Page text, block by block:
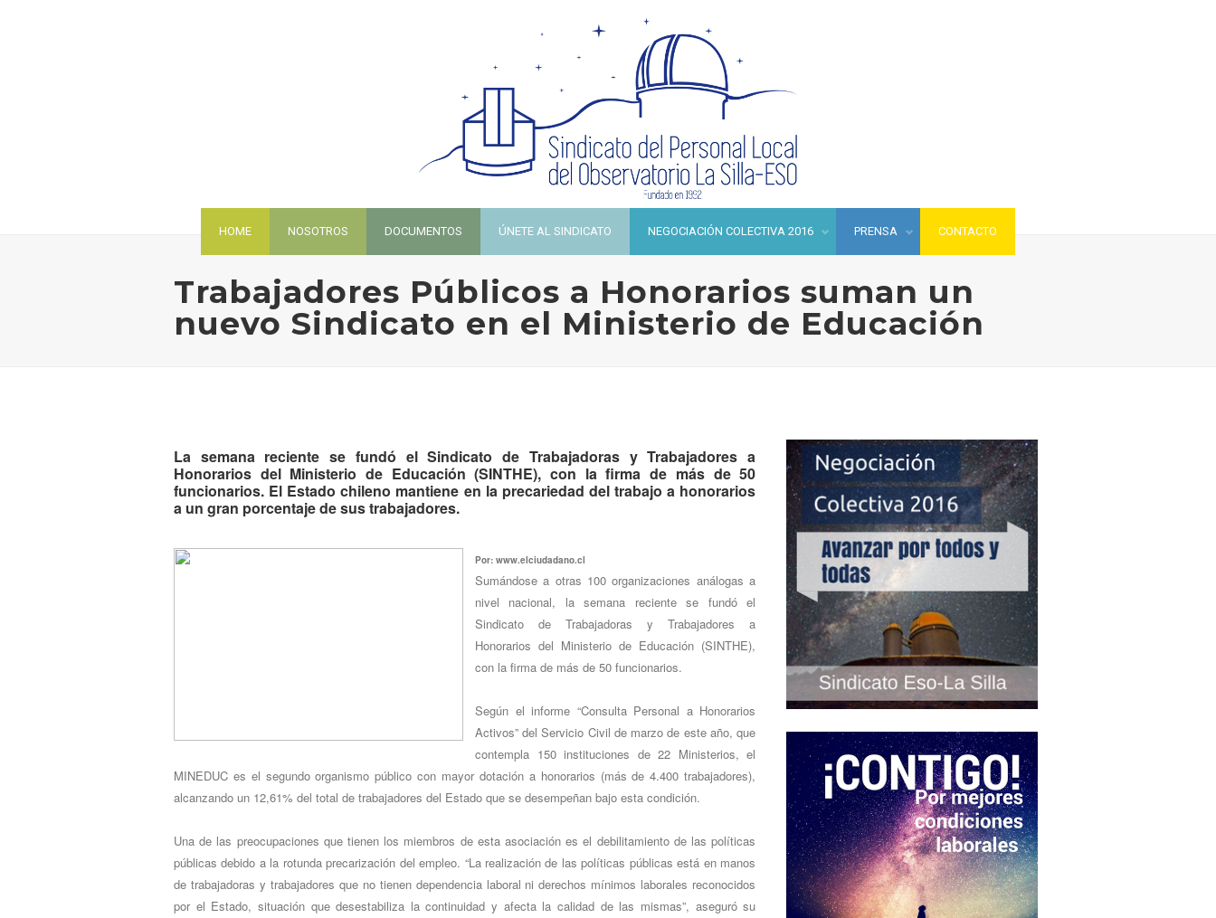
HOME NOSOTROS DOCUMENTOS ÚNETE AL SINDICATO NEGOCIACIÓN COLECTIVA 2016 PRENSA CONTACTO
Trabajadores Públicos a Honorarios suman un
nuevo Sindicato en el Ministerio de Educación
La semana reciente se fundó el Sindicato de Trabajadoras y Trabajadores a
Honorarios del Ministerio de Educación (SINTHE), con la firma de más de 50
funcionarios. El Estado chileno mantiene en la precariedad del trabajo a honorarios
a un gran porcentaje de sus trabajadores.
Por: www.elciudadano.cl
Sumándose a otras 100 organizaciones análogas a
nivel nacional, la semana reciente se fundó el
Sindicato de Trabajadoras y Trabajadores a
Honorarios del Ministerio de Educación (SINTHE),
con la firma de más de 50 funcionarios.
Según el informe “Consulta Personal a Honorarios
Activos” del Servicio Civil de marzo de este año, que
contempla 150 instituciones de 22 Ministerios, el
MINEDUC es el segundo organismo público con mayor dotación a honorarios (más de 4.400 trabajadores),
alcanzando un 12,61% del total de trabajadores del Estado que se desempeñan bajo esta condición.
Una de las preocupaciones que tienen los miembros de esta asociación es el debilitamiento de las políticas
públicas debido a la rotunda precarización del empleo. “La realización de las políticas públicas está en manos
de trabajadoras y trabajadores que no tienen dependencia laboral ni derechos mínimos laborales reconocidos
por el Estado, situación que desestabiliza la continuidad y afecta la calidad de las mismas”, aseguró su